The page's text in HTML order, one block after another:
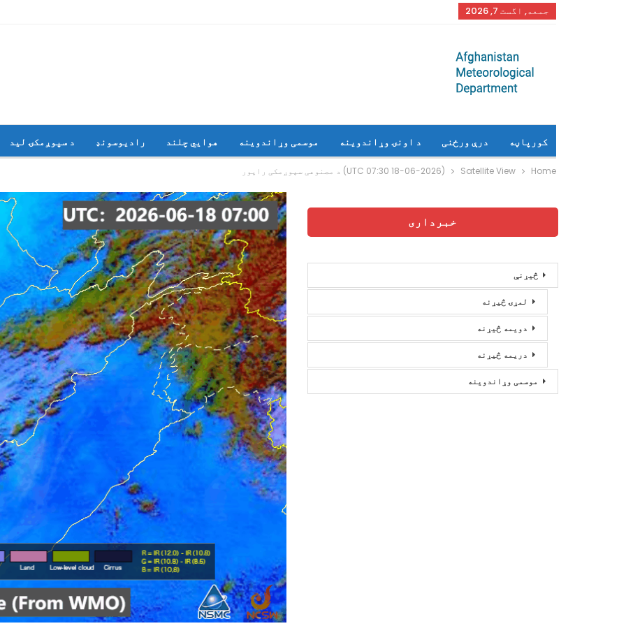
جمعه, اگست 7, 2026
کورپاڼه درې ورځنی د اونۍ وړاندوینه موسمی وړاندوینه هوايي چلند رادیوسونډ د سپوږمکۍ لید
Home
Satellite View (18-06-2026 07:30 UTC) د مصنوعی سپوږمکی راپور
خبرداری
څیړنې
لمړۍ څیړنه
دویمه څیړنه
دریمه څیړنه
موسمی وړاندوینه